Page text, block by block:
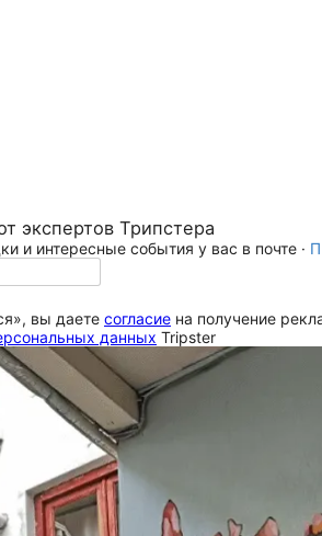
экспертов Трипстера
и интересные события у вас в почте ·
вы даете согласие на получение
данных Tripster